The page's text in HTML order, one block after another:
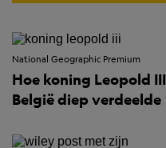
National Geographic Premium
Hoe koning Leopold III
België diep verdeelde